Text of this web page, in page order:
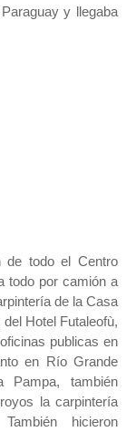
y llegaba
de todo el Centro
todo por camión a
de la Casa
Hotel Futaleofù,
publicas en
en Río Grande
también
la carpintería
hicieron